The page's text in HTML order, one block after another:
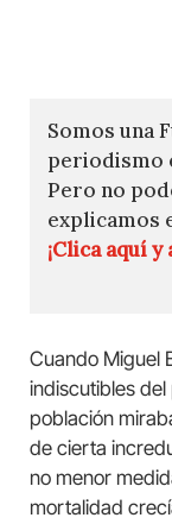
Somos una
periodismo
Pero no
explicamos
¡Clica aquí y
Cuando Miguel
indiscutibles
población
de cierta
no menor
mortalidad